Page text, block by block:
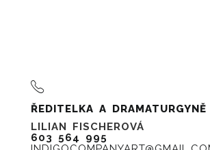
ŘEDITELKA A
LILIAN FISCHEROVÁ
603 564 995